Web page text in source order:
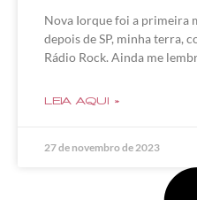
Nova Iorque foi a primeira
depois de SP, minha terra,
Rádio Rock. Ainda me
LEIA AQUI »
27 de novembro de 2023